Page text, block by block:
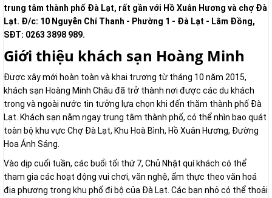
trung tâm thành phố Đà Lạt, rất gần với Hồ Xuân Hương và chợ Đà
Lạt. Đ/c: 10 Nguyễn Chí Thanh - Phường 1 - Đà Lạt - Lâm Đồng,
SĐT: 0263 3898 989.
Giới thiệu khách sạn Hoàng Minh
Được xây mới hoàn toàn và khai trương từ tháng 10 năm 2015,
khách sạn Hoàng Minh Châu đã trở thành nơi được các du khách
trong và ngoài nước tin tưởng lựa chọn khi đến thăm thành phố Đà
Lạt. Khách sạn nằm ngay trung tâm thành phố, có thể nhìn bao quát
toàn bộ khu vực Chợ Đà Lạt, Khu Hoà Bình, Hồ Xuân Hương, Đường
Hoa Ánh Sáng.
Vào dịp cuối tuần, các buổi tối thứ 7, Chủ Nhật quí khách có thể
tham gia các hoạt động vui chơi, văn nghệ, ẩm thực theo văn hoá
địa phương trong khu phố đi bộ của Đà Lạt. Các bạn nhỏ có thể thoải